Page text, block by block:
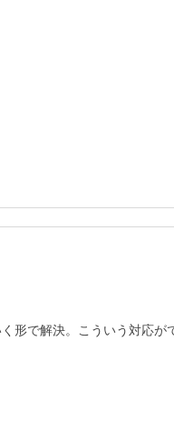
形で解決。こういう対応が